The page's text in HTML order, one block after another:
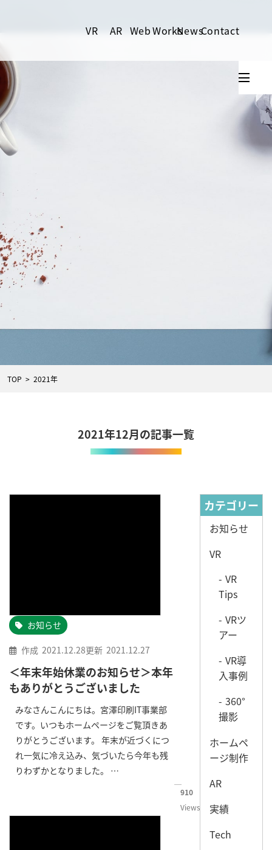
VR AR WebWorksNewsContact
TOP > 2021年
2021年12月の記事一覧
お知らせ
作成 2021.12.28更新 2021.12.27
＜年末年始休業のお知らせ＞本年
もありがとうございました
みなさんこんにちは。宮澤印刷IT事業部
です。いつもホームページをご覧頂きあ
りがとうございます。 年末が近づくにつ
れ一気に冷え込み、気づいたら今年も残
りわずかとなりました。 …
910
Views
カテゴリー
お知らせ
VR
VR
Tips
VRツ
アー
VR導
入事例
360°
撮影
ホームペ
ージ制作
AR
実績
Tech